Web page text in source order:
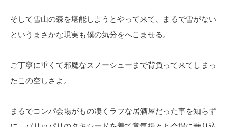
そして雪山の森を堪能しようとやって来て、まるで雪がない
というまさかな現実も僕の気分をへこませる。
ご丁寧に重くて邪魔なスノーシューまで背負って来てしまっ
たこの空しさよ。
まるでコンパ会場がもの凄くラフな居酒屋だった事を知らず